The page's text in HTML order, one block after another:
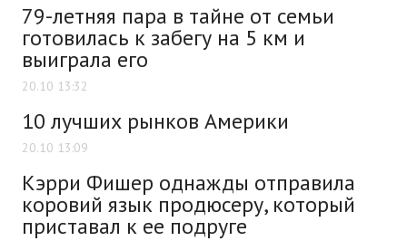
79-летняя пара в тайне от семьи
готовилась к забегу на 5 км и
выиграла его
20.10 13:32
10 лучших рынков Америки
20.10 13:09
Кэрри Фишер однажды отправила
коровий язык продюсеру, который
приставал к ее подруге